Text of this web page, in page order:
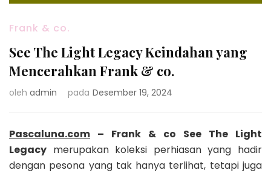
Frank & co.
See The Light Legacy Keindahan yang
Mencerahkan Frank & co.
oleh admin pada Desember 19, 2024
Pascaluna.com – Frank & co See The Light
Legacy merupakan koleksi perhiasan yang hadir
dengan pesona yang tak hanya terlihat, tetapi juga